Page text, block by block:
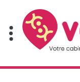
contenu